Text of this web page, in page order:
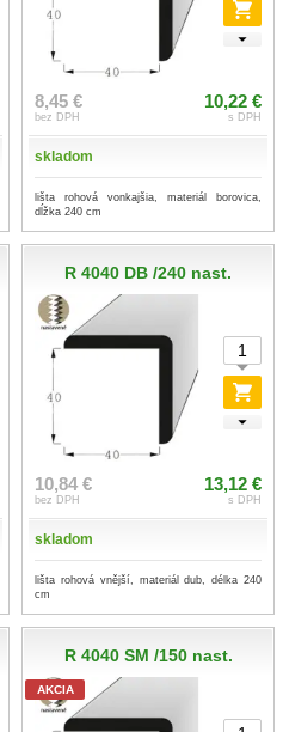
8,45 €
bez DPH
10,22 €
s DPH
skladom
lišta rohová vonkajšia, materiál borovica,
dĺžka 240 cm
R 4040 DB /240 nast.
10,84 €
bez DPH
13,12 €
s DPH
skladom
lišta rohová vnější, materiál dub, délka 240
cm
R 4040 SM /150 nast.
AKCIA